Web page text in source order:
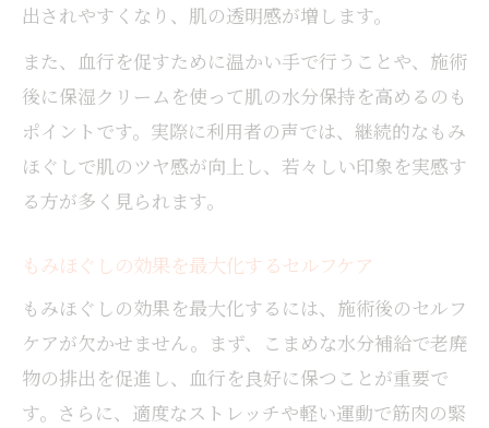
出されやすくなり、肌の透明感が増します。
また、血行を促すために温かい手で行うことや、施術
後に保湿クリームを使って肌の水分保持を高めるのも
ポイントです。実際に利用者の声では、継続的なもみ
ほぐしで肌のツヤ感が向上し、若々しい印象を実感す
る方が多く見られます。
もみほぐしの効果を最大化するセルフケア
もみほぐしの効果を最大化するには、施術後のセルフ
ケアが欠かせません。まず、こまめな水分補給で老廃
物の排出を促進し、血行を良好に保つことが重要で
す。さらに、適度なストレッチや軽い運動で筋肉の緊